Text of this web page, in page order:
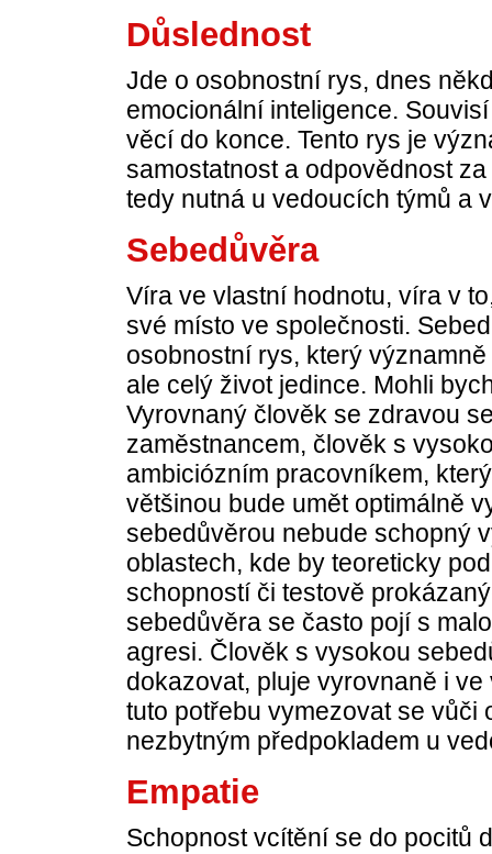
Důslednost
Jde o osobnostní rys, dnes
emocionální inteligence.
věcí do konce. Tento rys je
samostatnost a odpovědnost
tedy nutná u vedoucích týmů a
Sebedůvěra
Víra ve vlastní hodnotu, víra v
své místo ve společnosti.
osobnostní rys, který
ale celý život jedince. Mohli
Vyrovnaný člověk se zdravou
zaměstnancem, člověk s
ambiciózním pracovníkem,
většinou bude umět optimálně
sebedůvěrou nebude schopný
oblastech, kde by teoreticky
schopností či testově
sebedůvěra se často pojí s
agresi. Člověk s vysokou
dokazovat, pluje vyrovnaně i
tuto potřebu vymezovat se vůči
nezbytným předpokladem u
Empatie
Schopnost vcítění se do pocitů